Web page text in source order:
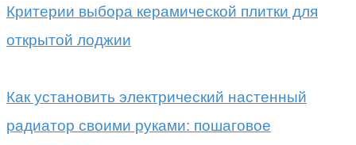
Критерии выбора керамической плитки для
открытой лоджии
Как установить электрический настенный
радиатор своими руками: пошаговое